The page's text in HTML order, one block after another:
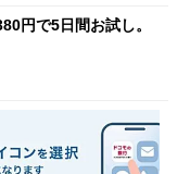
円で5日間お試し。